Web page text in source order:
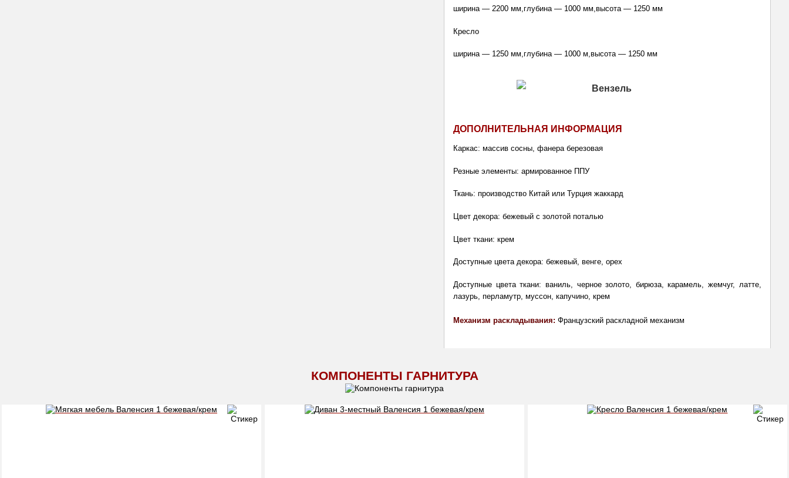
ширина — 2200 мм,глубина — 1000 мм,высота — 1250 мм
Кресло
ширина — 1250 мм,глубина — 1000 м,высота — 1250 мм
ДОПОЛНИТЕЛЬНАЯ ИНФОРМАЦИЯ
Каркас: массив сосны, фанера березовая
Резные элементы: армированное ППУ
Ткань: производство Китай или Турция жаккард
Цвет декора: бежевый с золотой поталью
Цвет ткани: крем
Доступные цвета декора: бежевый, венге, орех
Доступные цвета ткани: ваниль, черное золото, бирюза, карамель, жемчуг, латте,
лазурь, перламутр, муссон, капучино, крем
Механизм раскладывания: Французский раскладной механизм
КОМПОНЕНТЫ ГАРНИТУРА